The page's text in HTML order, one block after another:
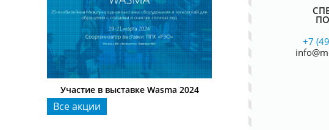
Участие в выставке Wasma 2024 Участие в выставке
Все акции
+7